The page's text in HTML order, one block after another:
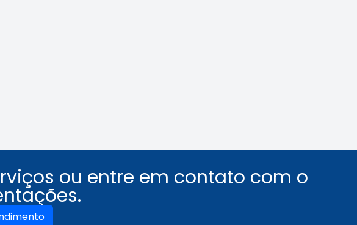
ou entre em contato com o